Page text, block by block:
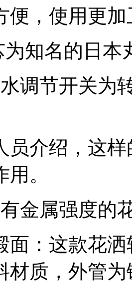
便，使用更
知名的日本
节开关为转
介绍，这样
。
属强度的
：这款花洒
材质，外管